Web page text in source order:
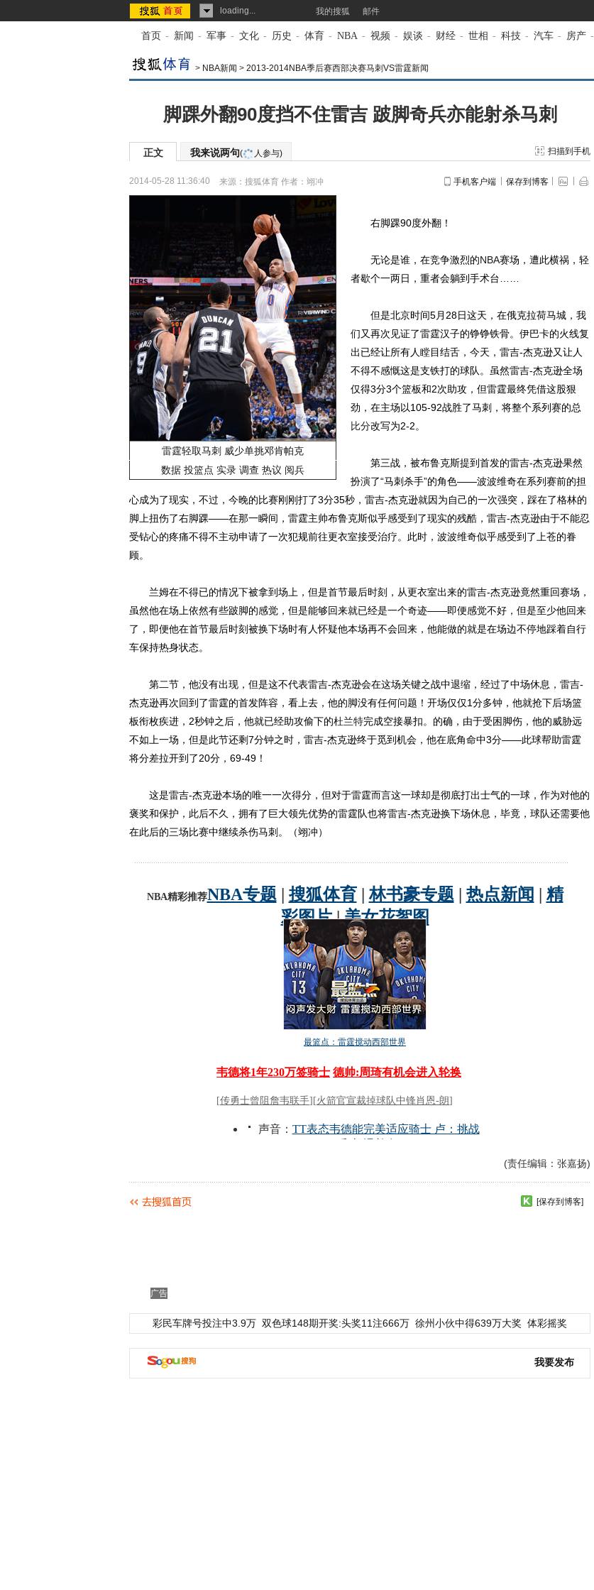
loading... 我的搜狐 邮件
首页 - 新闻 - 军事 - 文化 - 历史 - 体育 - NBA - 视频 - 娱谈 - 财经 - 世相 - 科技 - 汽车 - 房产 -
> NBA新闻 > 2013-2014NBA季后赛西部决赛马刺VS雷霆新闻
脚踝外翻90度挡不住雷吉 跛脚奇兵亦能射杀马刺
正文 我来说两句( 人参与) 扫描到手机
2014-05-28 11:36:40 来源： 搜狐体育 作者：翊冲 手机客户端 保存到博客
雷霆轻取马刺 威少单挑邓肯帕克
数据 投篮点 实录 调查 热议 阅兵
右脚踝90度外翻！
无论是谁，在竞争激烈的NBA赛场，遭此横祸，轻
者歇个一两日，重者会躺到手术台……
但是北京时间5月28日这天，在俄克拉荷马城，我
们又再次见证了雷霆汉子的铮铮铁骨。伊巴卡的火线复
出已经让所有人瞠目结舌，今天，雷吉-杰克逊又让人
不得不感慨这是支铁打的球队。虽然雷吉-杰克逊全场
仅得3分3个篮板和2次助攻，但雷霆最终凭借这股狠
劲，在主场以105-92战胜了马刺，将整个系列赛的总
比分改写为2-2。
第三战，被布鲁克斯提到首发的雷吉-杰克逊果然
扮演了“马刺杀手”的角色——波波维奇在系列赛前的担
心成为了现实，不过，今晚的比赛刚刚打了3分35秒，雷吉-杰克逊就因为自己的一次强突，踩在了格林的
脚上扭伤了右脚踝——在那一瞬间，雷霆主帅布鲁克斯似乎感受到了现实的残酷，雷吉-杰克逊由于不能忍
受钻心的疼痛不得不主动申请了一次犯规前往更衣室接受治疗。此时，波波维奇似乎感受到了上苍的眷
顾。
兰姆在不得已的情况下被拿到场上，但是首节最后时刻，从更衣室出来的雷吉-杰克逊竟然重回赛场，
虽然他在场上依然有些跛脚的感觉，但是能够回来就已经是一个奇迹——即便感觉不好，但是至少他回来
了，即便他在首节最后时刻被换下场时有人怀疑他本场再不会回来，他能做的就是在场边不停地踩着自行
车保持热身状态。
第二节，他没有出现，但是这不代表雷吉-杰克逊会在这场关键之战中退缩，经过了中场休息，雷吉-
杰克逊再次回到了雷霆的首发阵容，看上去，他的脚没有任何问题！开场仅仅1分多钟，他就抢下后场篮
板衔枚疾进，2秒钟之后，他就已经助攻偷下的杜兰特完成空接暴扣。的确，由于受困脚伤，他的威胁远
不如上一场，但是此节还剩7分钟之时，雷吉-杰克逊终于觅到机会，他在底角命中3分——此球帮助雷霆
将分差拉开到了20分，69-49！
这是雷吉-杰克逊本场的唯一一次得分，但对于雷霆而言这一球却是彻底打出士气的一球，作为对他的
褒奖和保护，此后不久，拥有了巨大领先优势的雷霆队也将雷吉-杰克逊换下场休息，毕竟，球队还需要他
在此后的三场比赛中继续杀伤马刺。（翊冲）
(责任编辑：张嘉扬)
[保存到博客]
广告
彩民车牌号投注中3.9万 双色球148期开奖:头奖11注666万 徐州小伙中得639万大奖 体彩摇奖
我要发布